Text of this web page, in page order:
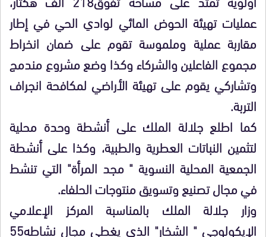
عمليات تهيئة الحوض المائي لوادي الحي في إطار
مقاربة عملية وملموسة تقوم على ضمان انخراط
مجموع الفاعلين والشركاء وكذا وضع مشروع مندمج
وتشاركي يقوم على تهيئة الأراضي لمكافحة انجراف
التربة.
كما اطلع جلالة الملك على أنشطة وحدة محلية
لتثمين النباتات العطرية والطبية، وكذا على أنشطة
الجمعية المحلية النسوية " مجد المرأة" التي تنشط
في مجال تصنيع وتسويق منتوجات الحلفاء.
وزار جلالة الملك بالمناسبة المركز الإعلامي
الإيكولوجي " الشخار" الذي يغطي مجال نشاطه55